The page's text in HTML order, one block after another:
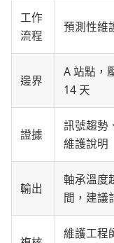
工作
流程
預測性維
邊界
A 站點，
14 天
證據
訊號趨勢
維護說明
輸出
軸承溫度
間，建議
維護工程